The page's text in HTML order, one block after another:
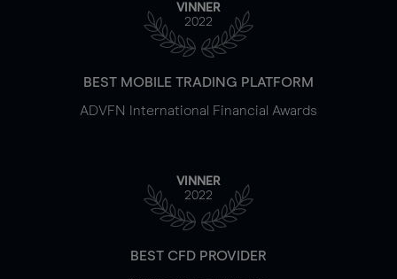
VINNER
2022
BEST MOBILE TRADING PLATFORM
ADVFN International Financial Awards
VINNER
2022
BEST CFD PROVIDER